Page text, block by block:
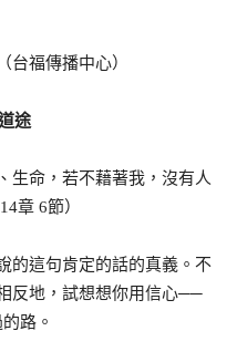
福傳播中心）
途
生命，若不藉著我，沒有人
章 6節）
的這句肯定的話的真義。不
反地，試想想你用信心──
路。